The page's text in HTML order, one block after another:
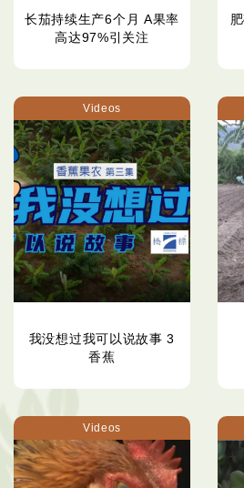
长茄持续生产6个月 A果率
高达97%引关注
Videos
我没想过我可以说故事 3
香蕉
Videos